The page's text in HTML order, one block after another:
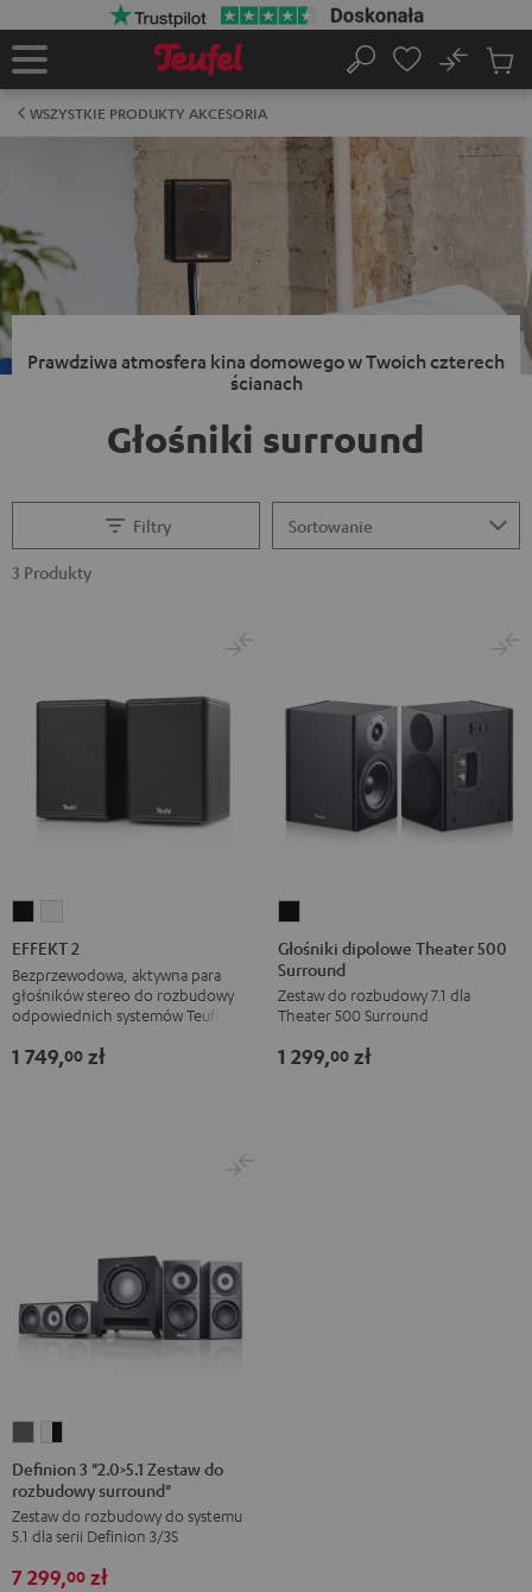
Strona
Szukaj
No
WSZYSTKIE PRODUKTY AKCESORIA
Prawdziwa atmosfera kina domowego w Twoich czterech
ścianach
Głośniki surround
Filtry
3 Produkty
2
Black
2
White
EFFEKT 2
Bezprzewodowa, aktywna para
głośników stereo do rozbudowy
odpowiednich systemów Teufel
1 749,00 zł
dipolowe
Theater
500
Surround
Black
Głośniki dipolowe Theater 500
Surround
Zestaw do rozbudowy 7.1 dla
Theater 500 Surround
1 299,00 zł
3
"2.0>5.1
Zestaw
do
rozbudowy
"2.0>5.1
Zestaw
do
rozbudowy
Definion 3 "2.0>5.1 Zestaw do
rozbudowy surround"
Zestaw do rozbudowy do systemu
5.1 dla serii Definion 3/3S
7 299,00 zł